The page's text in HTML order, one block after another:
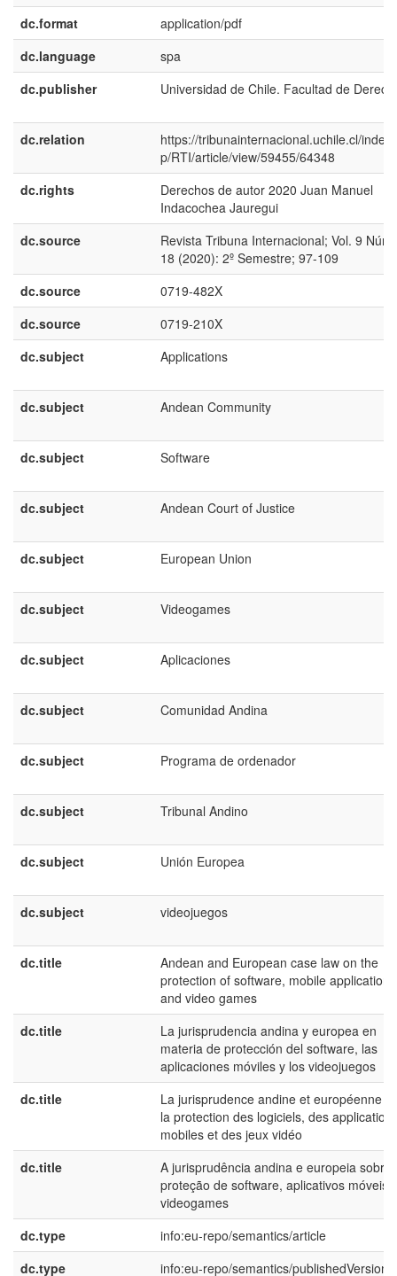
dc.format
application/pdf
dc.language
spa
dc.publisher
Universidad de Chile. Facultad de
dc.relation
https://tribunainternacional.uchile.cl/
p/RTI/article/view/59455/64348
dc.rights
Derechos de autor 2020 Juan Manuel
Indacochea Jauregui
dc.source
Revista Tribuna Internacional; Vol. 9 Núm.
18 (2020): 2º Semestre; 97-109
dc.source
0719-482X
dc.source
0719-210X
dc.subject
Applications
dc.subject Andean Community
dc.subject Software
dc.subject Andean Court of Justice
dc.subject European Union
dc.subject Videogames
dc.subject Aplicaciones
dc.subject Comunidad Andina
dc.subject Programa de ordenador
dc.subject Tribunal Andino
dc.subject Unión Europea
dc.subject videojuegos
dc.title
Andean and European case law on the
protection of software, mobile applications
and video games
dc.title
La jurisprudencia andina y europea en
materia de protección del software, las
aplicaciones móviles y los videojuegos
dc.title
La jurisprudence andine et européenne
la protection des logiciels, des
mobiles et des jeux vidéo
dc.title
A jurisprudência andina e europeia sobre
proteção de software, aplicativos móveis
videogames
dc.type
info:eu-repo/semantics/article
dc.type
info:eu-repo/semantics/publishedVersion